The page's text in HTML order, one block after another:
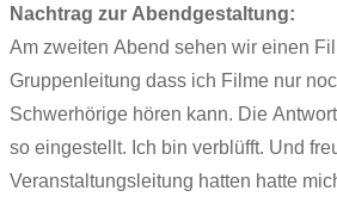
Nachtrag zur Abendgestaltung:
Am zweiten Abend sehen wir einen
Gruppenleitung dass ich Filme nur
Schwerhörige hören kann. Die
so eingestellt. Ich bin verblüfft. Und
Veranstaltungsleitung hatten hatte